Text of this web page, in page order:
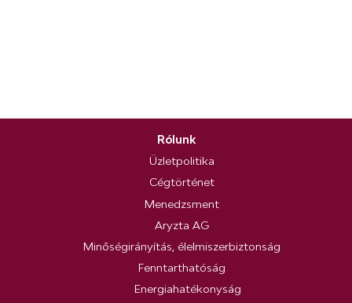
Rólunk
Üzletpolitika
Cégtörténet
Menedzsment
Aryzta AG
Minőségirányítás, élelmiszerbiztonság
Fenntarthatóság
Energiahatékonyság